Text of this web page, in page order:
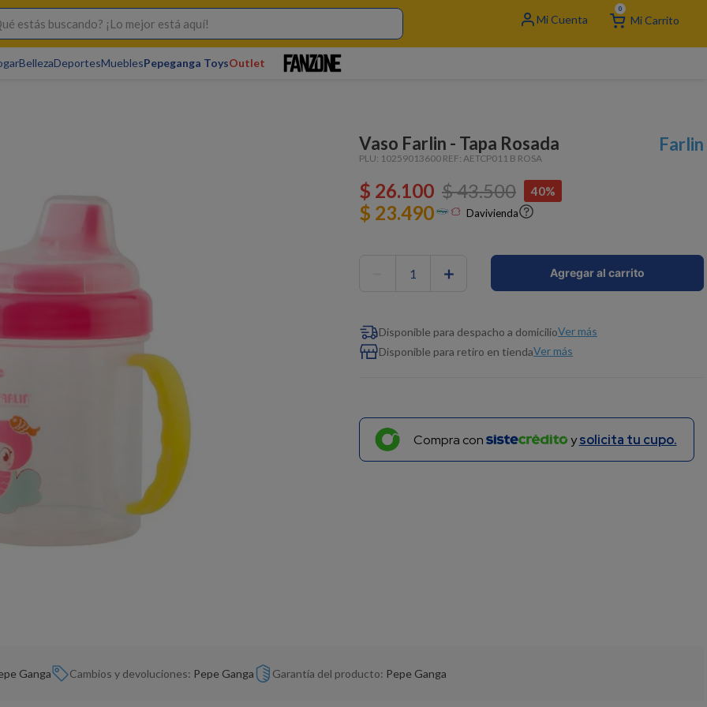
buscando? ¡Lo mejor está aquí! 0
BellezaDeportesMueblesPepeganga ToysOutlet
Vaso Farlin - Tapa Rosada
PLU: 10259013600 REF: AETCP011 B ROSA
Farlin
$ 26.100 $43.500 40%
$ 23.490 Davivienda
＋ Agregar al carrito
Disponible para despacho a domicilioVer más
Disponible para retiro en tiendaVer más
Compra con ysolicita tu cupo.
Ganga Cambios y devoluciones: Pepe Ganga Garantía del producto: Pepe Ganga